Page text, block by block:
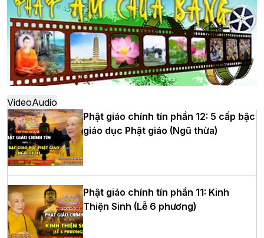
đô
Hà Nội: Ngày tu học cuối cùng khép lại
khóa sinh hoạt Phật pháp mùa hè lần
thứ XIV tại chùa Bằng
Học yêu thương trong ngày tu tập thứ
tư của Khóa sinh hoạt Phật pháp mùa
hè tại chùa Bằng
HT.Thích Thọ Lạc được suy cử làm tân
Trưởng BTS GHPGVN tỉnh Nghệ An
VideoAudio
Phật giáo chính tín phần 12: 5 cấp bậc
giáo dục Phật giáo (Ngũ thừa)
Phật giáo chính tín phần 11: Kinh
Thiện Sinh (Lễ 6 phương)